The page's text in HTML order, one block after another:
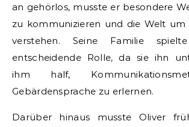
an gehörlos, musste er besondere
zu kommunizieren und die Welt um
verstehen. Seine Familie
entscheidende Rolle, da sie ihn
ihm half,
Gebärdensprache zu erlernen.
Darüber hinaus musste Oliver